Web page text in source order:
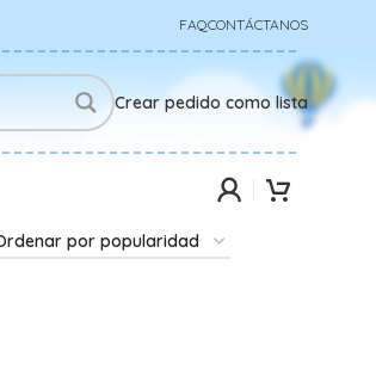
FAQCONTÁCTANOS
Crear pedido como lista